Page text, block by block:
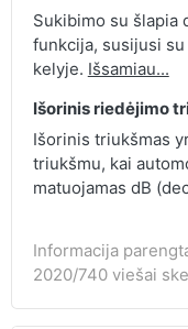
Sukibimo su šlapia
funkcija, susijusi
kelyje. Išsamiau...
Išorinis riedėjimo
Išorinis triukšmas
triukšmu, kai
matuojamas dB
Informacija
2020/740 viešai